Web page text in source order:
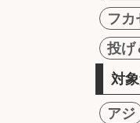
フカ
投げ
対
アジ